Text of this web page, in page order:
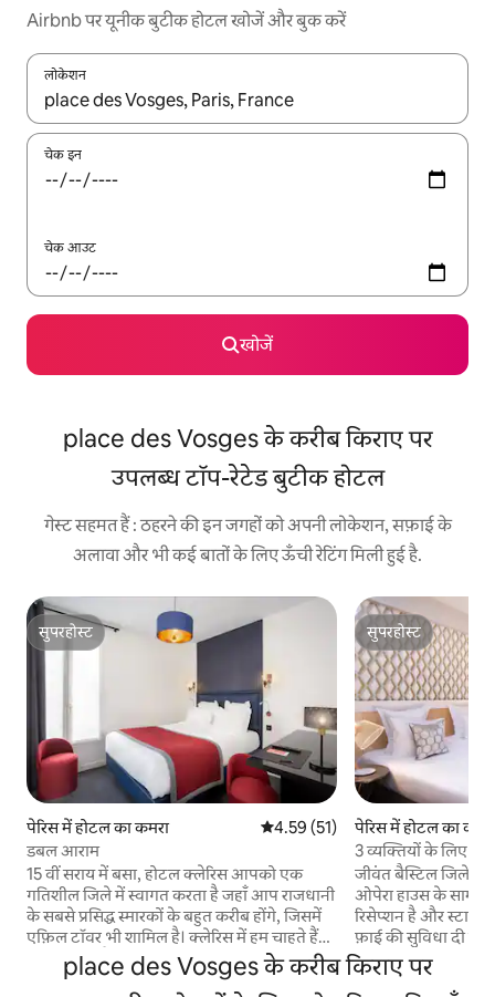
Airbnb पर यूनीक बुटीक होटल खोजें और बुक करें
लोकेशन
नतीजों के उपलब्ध होने पर, अप और डाउन 'ऐरो की' का इस्तेमाल करके नेविगेट
चेक इन
चेक आउट
खोजें
place des Vosges के करीब किराए पर
उपलब्ध टॉप-रेटेड बुटीक होटल
गेस्ट सहमत हैं : ठहरने की इन जगहों को अपनी लोकेशन, सफ़ाई के
अलावा और भी कई बातों के लिए ऊँची रेटिंग मिली हुई है.
सुपरहोस्ट
सुपरहोस्ट
पेरिस में होटल का कमरा औसत रेटिंग 5 में से 4.59, 51 समीक्षाएँ
4.59 (51)
डबल आराम
15 वीं सराय में बसा, होटल क्लेरिस आपको एक
गतिशील जिले में स्वागत करता है जहाँ आप राजधानी
के सबसे प्रसिद्ध स्मारकों के बहुत करीब होंगे, जिसमें
एफ़िल टॉवर भी शामिल है। क्लेरिस में हम चाहते हैं
कि आप घर जैसा महसूस करें। लॉबी से लेकर कमरों
तक, सभी सजावटी विवरण और सुविधाएँ पूरी तरह से
सुपरहोस्ट
सुपरहोस्ट
पेरिस में होटल का
3 व्यक्तियों के लिए
बस्टील
जीवंत बैस्टिल जिले में
ओपेरा हाउस के सामने
रिसेप्शन है और
फ़ाई की सुविधा दी जाती है। प्रत्येक
मेहमान कमरे में एक
मिनीबार और गर्म पेय
place des Vosges के करीब किराए पर